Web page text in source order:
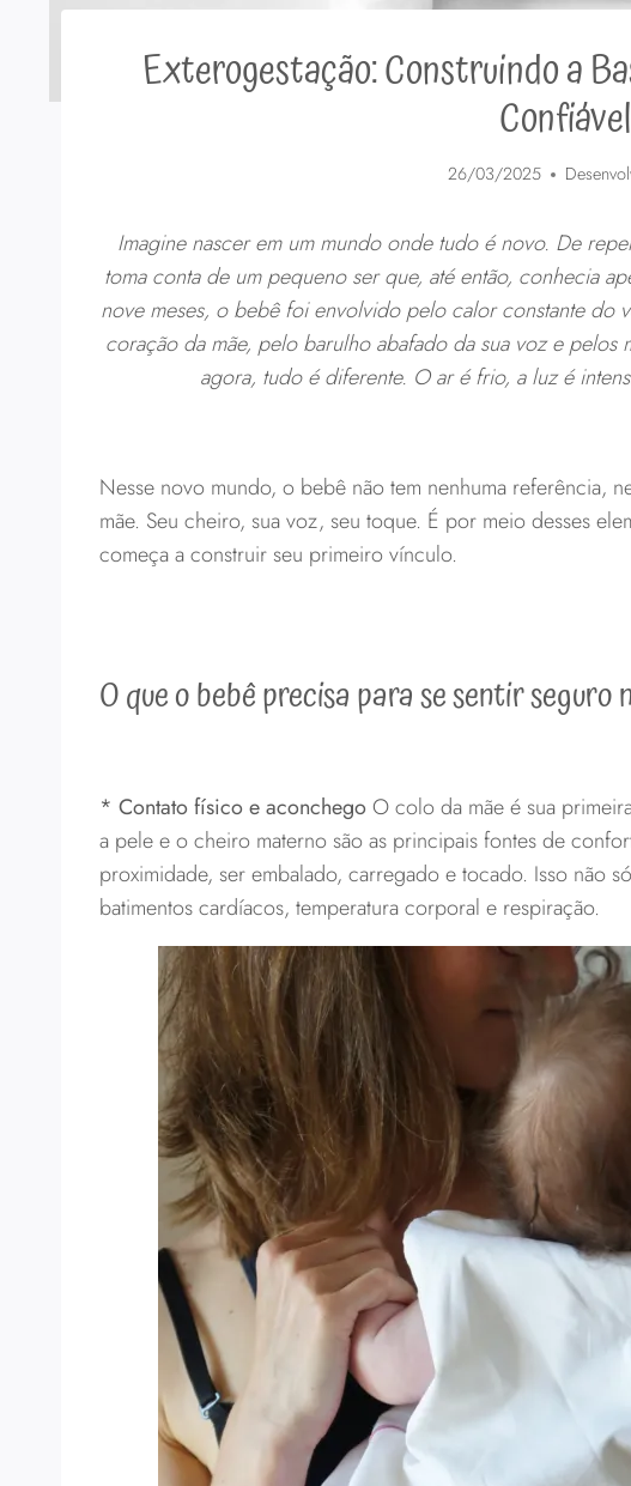
Exterogestação: Construindo a
Confiável
26/03/2025
Imagine nascer em um mundo onde tudo é novo. De
toma conta de um pequeno ser que, até então, conhecia
nove meses, o bebê foi envolvido pelo calor constante do
coração da mãe, pelo barulho abafado da sua voz e
agora, tudo é diferente. O ar é frio, a luz é
Nesse novo mundo, o bebê não tem nenhuma referência,
mãe. Seu cheiro, sua voz, seu toque. É por meio desses
começa a construir seu primeiro vínculo.
O que o bebê precisa para se sentir seguro
* Contato físico e aconchegoO colo da mãe é sua
a pele e o cheiro materno são as principais fontes de
proximidade, ser embalado, carregado e tocado. Isso não
batimentos cardíacos, temperatura corporal e respiração.